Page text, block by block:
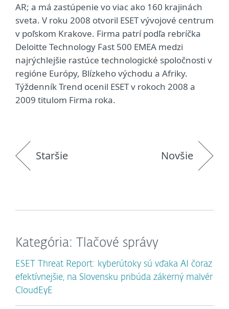
AR; a má zastúpenie vo viac ako 160 krajinách
sveta. V roku 2008 otvoril ESET vývojové centrum
v poľskom Krakove. Firma patrí podľa rebríčka
Deloitte Technology Fast 500 EMEA medzi
najrýchlejšie rastúce technologické spoločnosti v
regióne Európy, Blízkeho východu a Afriky.
Týždenník Trend ocenil ESET v rokoch 2008 a
2009 titulom Firma roka.
Staršie Novšie
Kategória: Tlačové správy
ESET Threat Report: kyberútoky sú vďaka AI čoraz
efektívnejšie, na Slovensku pribúda zákerný malvér
CloudEyE